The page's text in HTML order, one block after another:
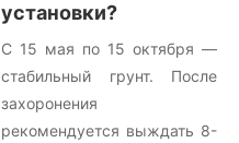
установки?
С 15 мая по 15 октября —
стабильный грунт. После
захоронения
рекомендуется выждать 8-